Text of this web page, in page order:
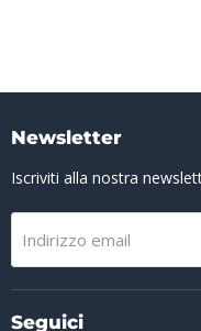
Newsletter
Iscriviti alla nostra
Indirizzo email
Seguici